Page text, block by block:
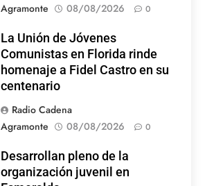
Agramonte
08/08/2026 0
La Unión de Jóvenes
Comunistas en Florida rinde
homenaje a Fidel Castro en su
centenario
Radio Cadena
Agramonte
08/08/2026 0
Desarrollan pleno de la
organización juvenil en